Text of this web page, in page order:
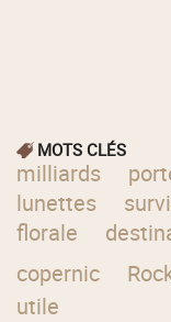
MOTS CLÉS
milliards
lunettes
florale
copernic
utile